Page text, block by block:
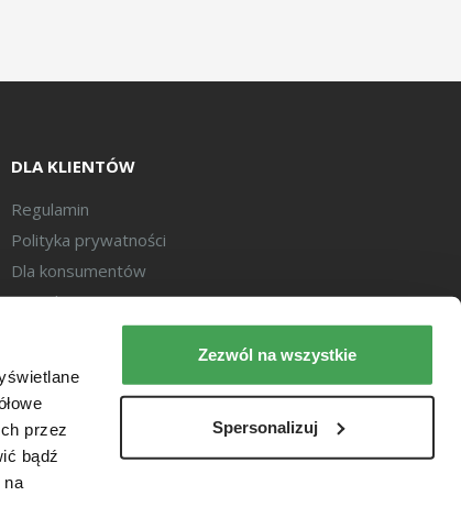
przez
bądź
na
Zezwól na wszystkie
Spersonalizuj
DLA KLIENTÓW
Regulamin
Polityka prywatności
Dla konsumentów
Newsletter
Ta strona jest chroniona przez reCaptcha.
polityki prywatnościGoogle
orazwarunki korzystaniaz usług Google.
2026 © Copyright izbapodatkowa.pl